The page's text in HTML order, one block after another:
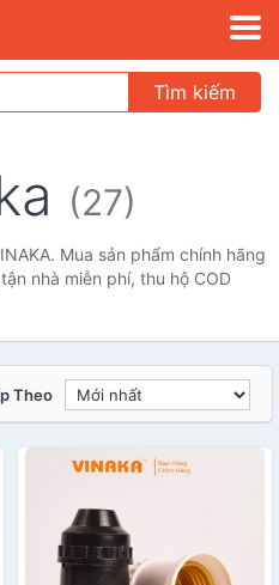
Tìm kiếm
(27)
Mua sản phẩm chính hãng
nhà miễn phí, thu hộ COD
Theo